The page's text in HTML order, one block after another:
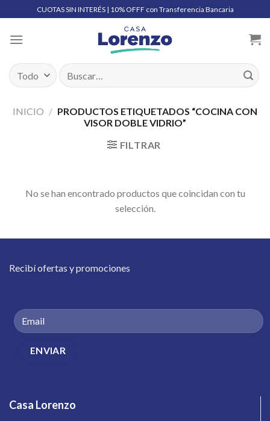
to
content
CUOTAS SIN INTERÉS | 10% OFFF con Transferencia Bancaria
Buscar
por:
INICIO / PRODUCTOS ETIQUETADOS “COCINA CON
VISOR DOBLE VIDRIO”
FILTRAR
No se han encontrado productos que coincidan con tu
selección.
Recibí ofertas y promociones
Casa Lorenzo